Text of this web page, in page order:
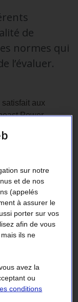
de
normes qui
l’évaluer.
satisfait aux
Power
et ses
du Nord.
fournit
les limites
83 de
(CSA) pour
se
en
nos services à
délégué
sur notre
et de nos
(appelés
à assurer le
porter sur vos
afin de vous
ils ne
avez la
ou
conditions